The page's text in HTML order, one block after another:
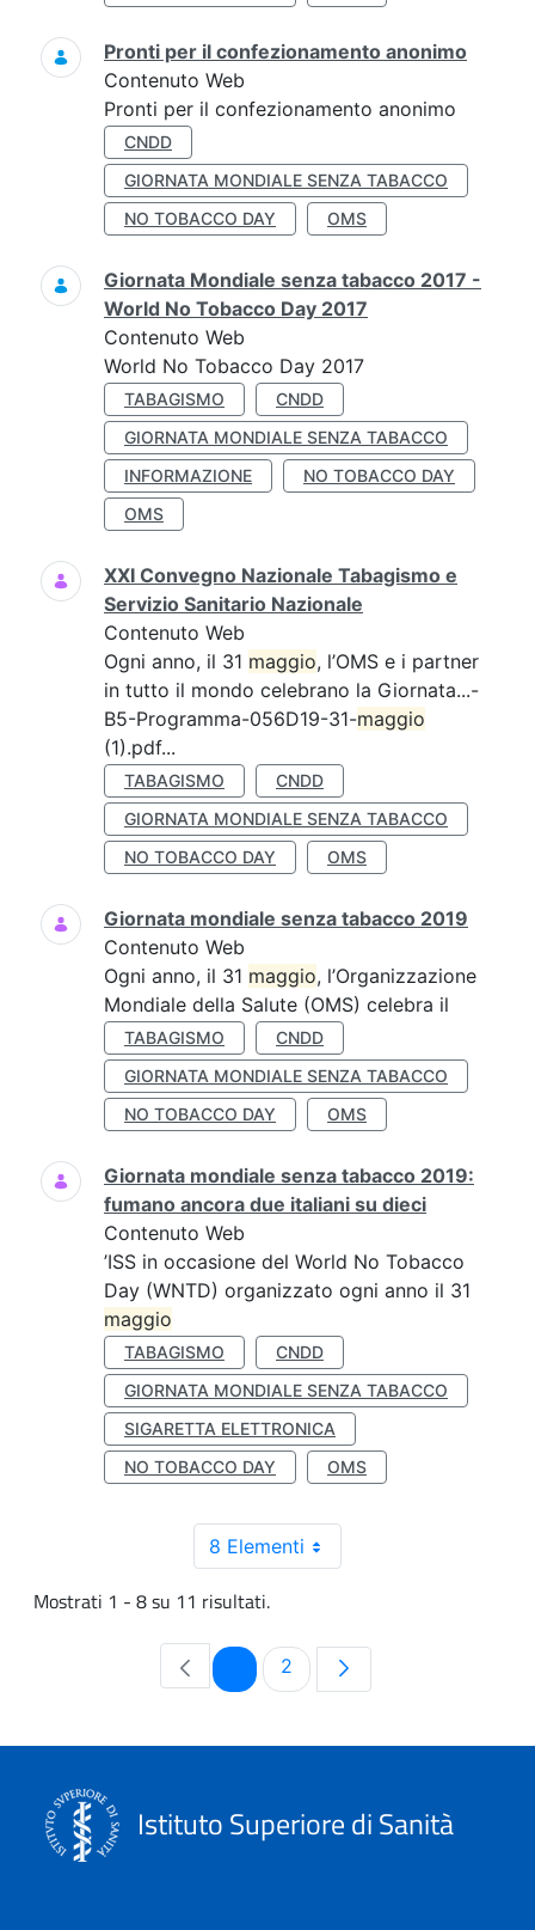
Pronti per il confezionamento anonimo
Contenuto Web
Pronti per il confezionamento anonimo
CNDD
GIORNATA MONDIALE SENZA TABACCO
NO TOBACCO DAY
OMS
Giornata Mondiale senza tabacco 2017 -
World No Tobacco Day 2017
Contenuto Web
World No Tobacco Day 2017
TABAGISMO
CNDD
GIORNATA MONDIALE SENZA TABACCO
INFORMAZIONE
NO TOBACCO DAY
OMS
XXI Convegno Nazionale Tabagismo e
Servizio Sanitario Nazionale
Contenuto Web
Ogni anno, il 31 maggio, l’OMS e i partner
in tutto il mondo celebrano la Giornata...-
B5-Programma-056D19-31-maggio
(1).pdf...
TABAGISMO
CNDD
GIORNATA MONDIALE SENZA TABACCO
NO TOBACCO DAY
OMS
Giornata mondiale senza tabacco 2019
Contenuto Web
Ogni anno, il 31 maggio, l’Organizzazione
Mondiale della Salute (OMS) celebra il
TABAGISMO
CNDD
GIORNATA MONDIALE SENZA TABACCO
NO TOBACCO DAY
OMS
Giornata mondiale senza tabacco 2019:
fumano ancora due italiani su dieci
Contenuto Web
’ISS in occasione del World No Tobacco
Day (WNTD) organizzato ogni anno il 31
maggio
TABAGISMO
CNDD
GIORNATA MONDIALE SENZA TABACCO
SIGARETTA ELETTRONICA
NO TOBACCO DAY
OMS
8 Elementi
Mostrati 1 - 8 su 11 risultati.
PaginaPagina
2
Istituto Superiore di Sanità